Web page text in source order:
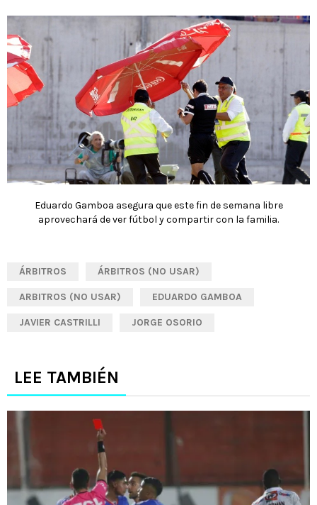
Eduardo Gamboa asegura que este fin de semana libre
aprovechará de ver fútbol y compartir con la familia.
ÁRBITROS ÁRBITROS (NO USAR)
ARBITROS (NO USAR) EDUARDO GAMBOA
JAVIER CASTRILLI JORGE OSORIO
LEE TAMBIÉN